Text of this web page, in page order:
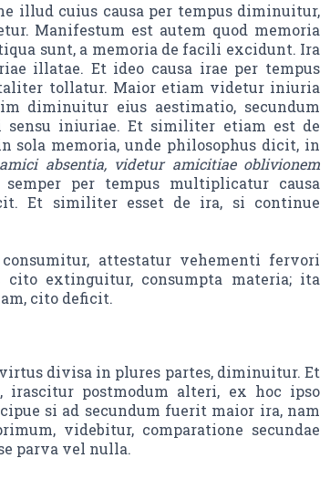
illud cuius causa per tempus diminuitur,
Manifestum est autem quod memoria
sunt, a memoria de facili excidunt. Ira
illatae. Et ideo causa irae per tempus
tollatur. Maior etiam videtur iniuria
diminuitur eius aestimatio, secundum
sensu iniuriae. Et similiter etiam est de
sola memoria, unde philosophus dicit, in
absentia, videtur amicitiae oblivionem
per tempus multiplicatur causa
Et similiter esset de ira, si continue
attestatur vehementi fervori
extinguitur, consumpta materia; ita
cito deficit.
divisa in plures partes, diminuitur. Et
irascitur postmodum alteri, ex hoc ipso
si ad secundum fuerit maior ira, nam
videbitur, comparatione secundae
parva vel nulla.